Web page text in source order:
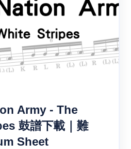
Army - The
鼓譜下載｜難
Sheet